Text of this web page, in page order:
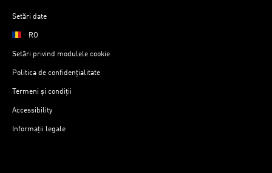
Setări date
RO
Setări privind modulele cookie
Politica de confidențialitate
Termeni și condiții
Accessibility
Informații legale